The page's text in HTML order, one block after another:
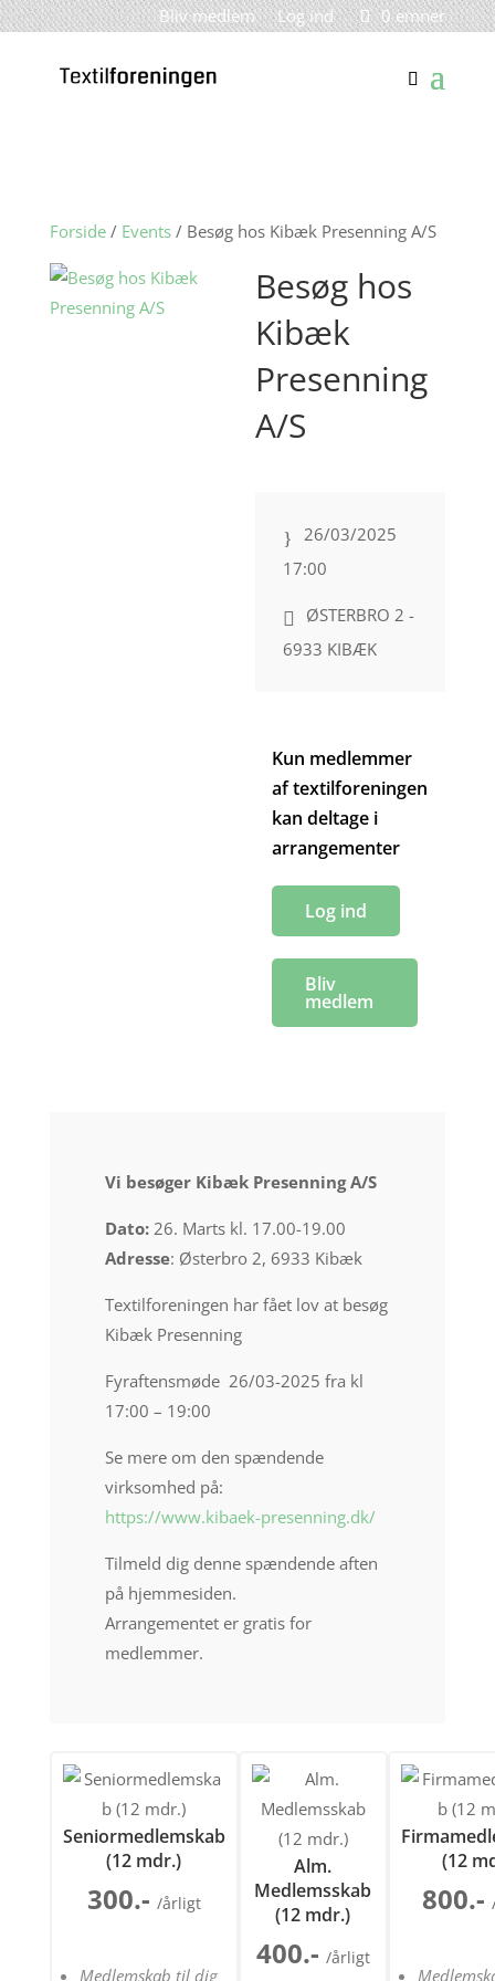
Bliv medlem Log ind 0 emner
Forside/ Events/ Besøg hos Kibæk Presenning A/S
Besøg hos
Kibæk
Presenning
A/S
26/03/2025
17:00
ØSTERBRO 2 -
6933 KIBÆK
Kun medlemmer
af textilforeningen
kan deltage i
arrangementer
Log ind
Bliv
medlem
Vi besøger Kibæk Presenning A/S
Dato:26. Marts kl. 17.00-19.00
Adresse: Østerbro 2, 6933 Kibæk
Textilforeningen har fået lov at besøg
Kibæk Presenning
Fyraftensmøde 26/03-2025 fra kl
17:00 – 19:00
Se mere om den spændende
virksomhed på:
https://www.kibaek-presenning.dk/
Tilmeld dig denne spændende aften
på hjemmesiden.
Arrangementet er gratis for
medlemmer.
Seniormedlemskab
(12 mdr.)
300.- /årligt
Medlemskab til dig
Alm.
Medlemsskab
(12 mdr.)
400.- /årligt
(12
800.-